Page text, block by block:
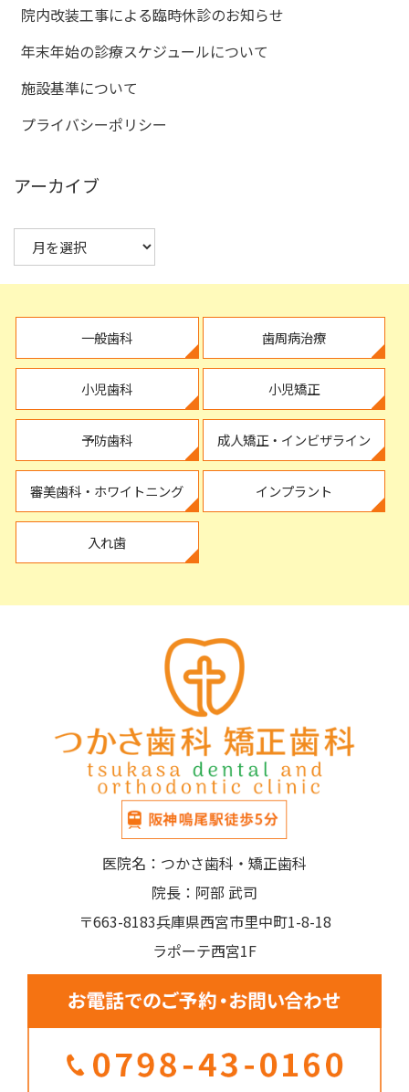
院内改装工事による臨時休診のお知らせ
年末年始の診療スケジュールについて
施設基準について
プライバシーポリシー
アーカイブ
一般歯科 歯周病治療
小児歯科 小児矯正
予防歯科 成人矯正・インビザライン
審美歯科・ホワイトニング インプラント
入れ歯
医院名：つかさ歯科・矯正歯科
院長：阿部 武司
〒663-8183兵庫県西宮市里中町1-8-18
ラポーテ西宮1F